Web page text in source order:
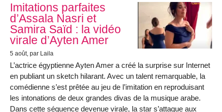
Imitations parfaites
d’Assala Nasri et
Samira Saïd : la vidéo
virale d’Ayten Amer
5 août, par Laila
L’actrice égyptienne Ayten Amer a créé la surprise sur Internet
en publiant un sketch hilarant. Avec un talent remarquable, la
comédienne s’est prêtée au jeu de l’imitation en reproduisant
les intonations de deux grandes divas de la musique arabe.
Dans cette séquence devenue virale, la star s’attaque aux